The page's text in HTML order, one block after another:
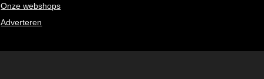
Onze webshops
Adverteren